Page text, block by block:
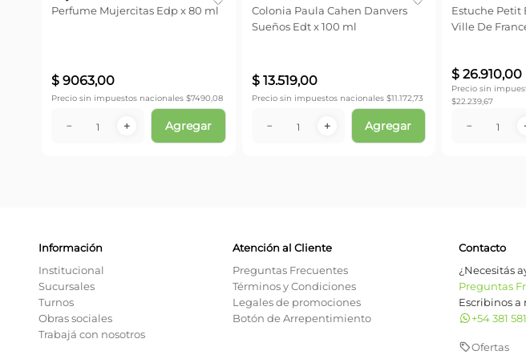
Perfume Mujercitas Edp x 80 ml
$ 9063,00
Precio sin impuestos nacionales $7490,08
＋
－ Agregar
Colonia Paula Cahen Danvers
Sueños Edt x 100 ml
$ 13.519,00
Precio sin impuestos nacionales $11.172,73
＋
－ Agregar
Estuche Petit
Ville De
$ 26.910,00
Precio sin
$22.239,67
－
Información
Institucional
Sucursales
Turnos
Obras sociales
Trabajá con nosotros
Atención al Cliente
Preguntas Frecuentes
Términos y Condiciones
Legales de promociones
Botón de Arrepentimiento
Contacto
¿Necesitás
Preguntas
Escribinos
+54 381
Ofertas